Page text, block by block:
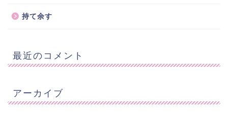
持て余す
最近のコメント
アーカイブ